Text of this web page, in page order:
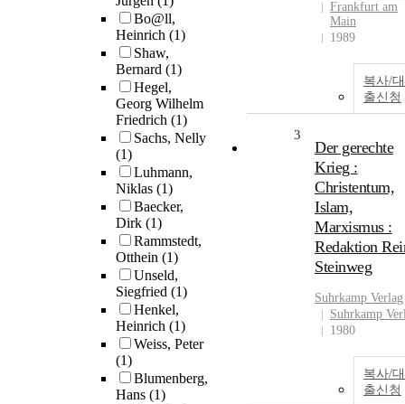
Bo@ll,
Heinrich (1)
Shaw,
Bernard (1)
Hegel,
Georg Wilhelm
Friedrich (1)
Sachs, Nelly
(1)
Luhmann,
Niklas (1)
Baecker,
Dirk (1)
Rammstedt,
Otthein (1)
Unseld,
Siegfried (1)
Henkel,
Heinrich (1)
Weiss, Peter
(1)
Blumenberg,
Hans (1)
Frankfurt am
Main
1989
복사/대
출신청
3
Der gerechte
Krieg :
Christentum,
Islam,
Marxismus :
Redaktion
Steinweg
Suhrkamp Verlag
Suhrkamp
1980
복사/대
출신청